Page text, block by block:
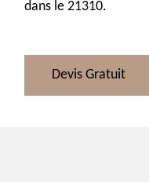
dans le 21310.
Devis Gratuit